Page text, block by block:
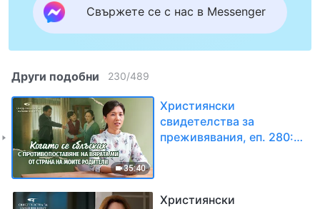
Свържете се с нас в Messenger
Други подобни 230/489
35:40
Християнски
свидетелства за
преживявания, еп. 280:
моите родители
Християнски